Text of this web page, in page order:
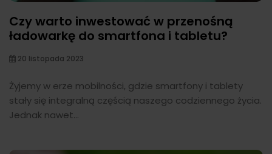
Czy warto inwestować w przenośną
ładowarkę do smartfona i tabletu?
20 listopada 2023
Żyjemy w erze mobilności, gdzie smartfony i tablety
stały się integralną częścią naszego codziennego życia.
Jednak nawet...